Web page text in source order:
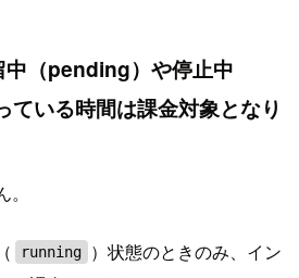
中（pending）や停止中
ている時間は課金対象となり
running
）状態のときのみ、イン